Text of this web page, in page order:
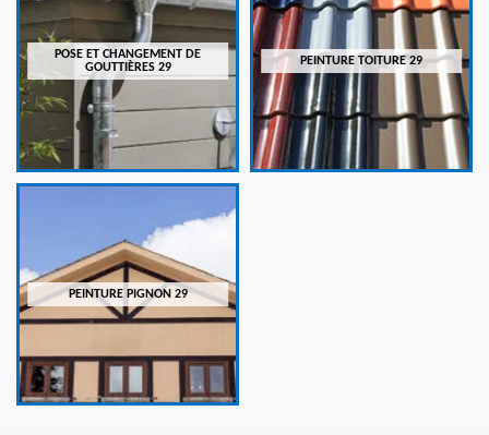
POSE ET CHANGEMENT DE
GOUTTIÈRES 29
PEINTURE TOITURE 29
PEINTURE PIGNON 29